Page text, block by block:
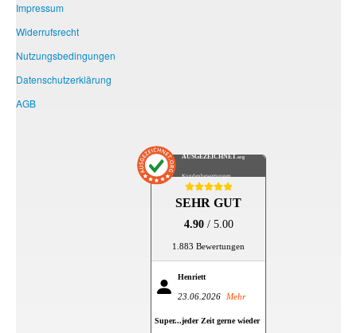
Impressum
Widerrufsrecht
Nutzungsbedingungen
Datenschutzerklärung
AGB
AUSGEZEICHNET .org
Kundenbewertungen
SEHR GUT
4.90 / 5.00
1.883 Bewertungen
Henriett
23.06.2026 Mehr
Super...jeder Zeit gerne wieder